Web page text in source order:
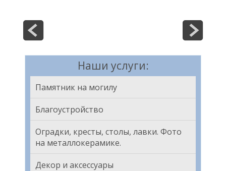
Наши услуги:
Памятник на могилу
Благоустройство
Оградки, кресты, столы, лавки. Фото
на металлокерамике.
Декор и аксессуары